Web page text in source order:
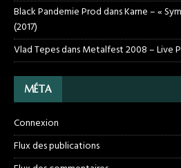
Black Pandemie ProddansKarne – «
(2017)
Vlad TepesdansMetalfest 2008 – Live
MÉTA
Connexion
Flux des publications